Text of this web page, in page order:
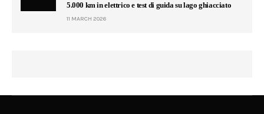
5.000 km in elettrico e test di guida su lago ghiacciato
11 MARCH 2026